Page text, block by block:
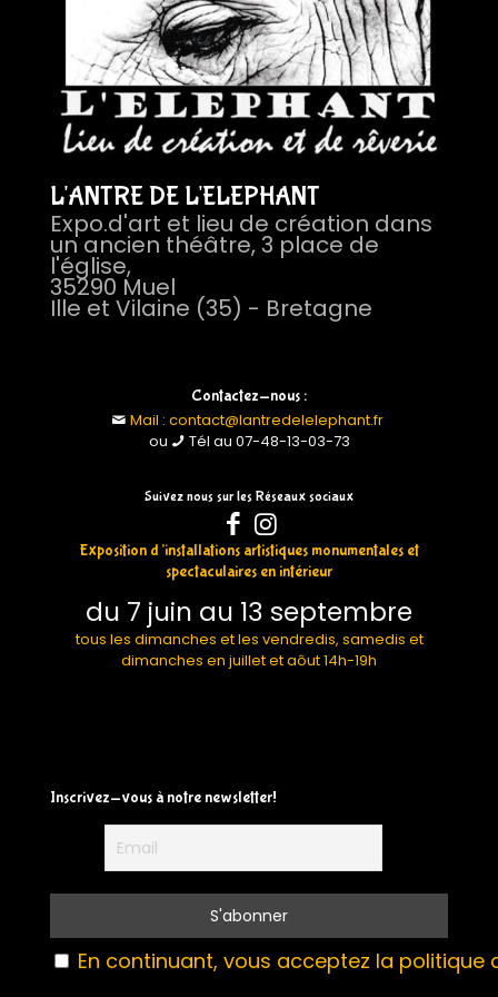
L'ANTRE DE L'ELEPHANT
Expo.d'art et lieu de création dans
un ancien théâtre, 3 place de
l'église,
35290 Muel
Ille et Vilaine (35) - Bretagne
Contactez-nous :
Mail : contact@lantredelelephant.fr
ou
Tél au 07-48-13-03-73
Suivez nous sur les Réseaux sociaux
Exposition d’installations artistiques monumentales et
spectaculaires en intérieur
du 7 juin au 13 septembre
tous les dimanches et les vendredis, samedis et
dimanches en juillet et aôut 14h-19h
Inscrivez-vous à notre newsletter!
En continuant, vous acceptez la politique